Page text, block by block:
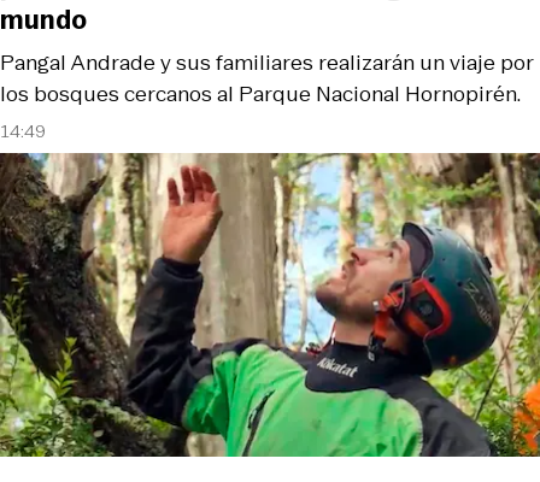
14:49
Pangal Andrade y sus familiares realizarán un viaje por
los bosques cercanos al Parque Nacional Hornopirén.
mundo